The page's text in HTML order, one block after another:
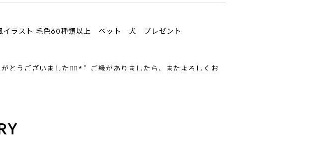
風イラスト 毛色60種類以上 ペット 犬 プレゼント
とうございました❁⃘*.ﾟ ご縁がありましたら、またよろしくお
家用 プレゼント 犬 ペット うちの子 犬グッズ